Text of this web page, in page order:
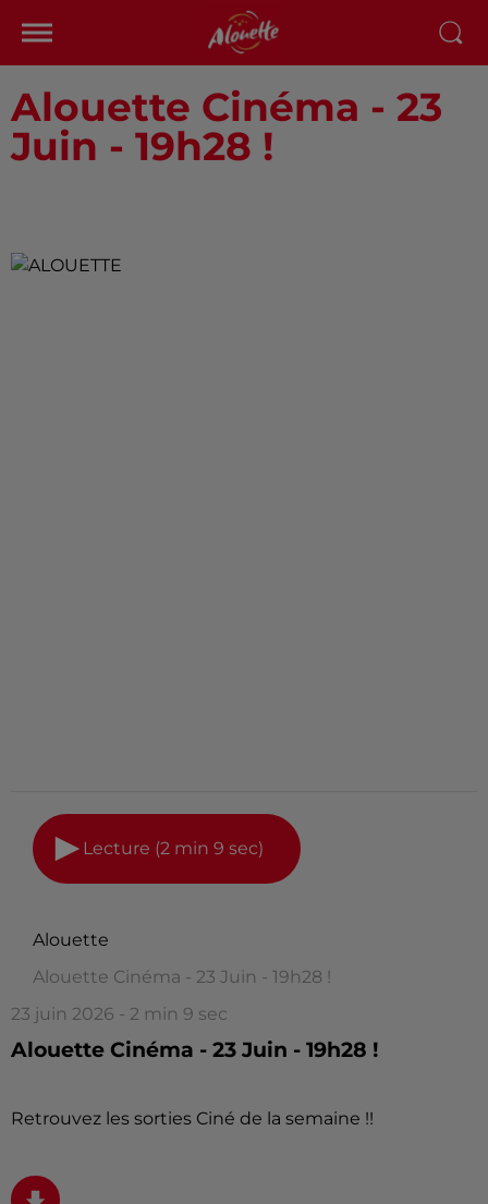
Alouette Cinéma - 23
Juin - 19h28 !
Lecture (2 min 9 sec)
Alouette
Alouette Cinéma - 23 Juin - 19h28 !
23 juin 2026 - 2 min 9 sec
Alouette Cinéma - 23 Juin - 19h28 !
Retrouvez les sorties Ciné de la semaine !!